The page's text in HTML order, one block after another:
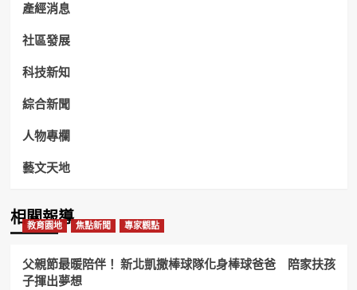
產經消息
社區發展
科技新知
綜合新聞
人物專欄
藝文天地
相關報導
教育園地 焦點新聞 專家觀點
父親節最暖陪伴！ 新北凱撒棒球隊化身棒球爸爸 陪家扶孩
子揮出夢想